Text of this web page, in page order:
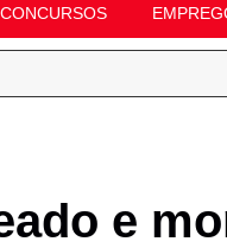
CONCURSOS
e